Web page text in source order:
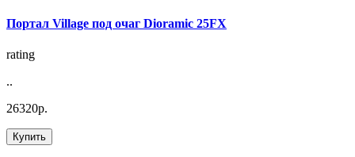
Портал Village под очаг Dioramic 25FX
rating
..
26320р.
Купить